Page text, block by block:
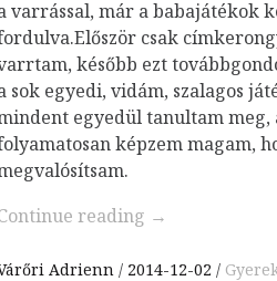
varrással, már a babajátékok
csak
később ezt
sok egyedi, vidám, szalagos
egyedül tanultam meg,
képzem magam,
reading →
Adrienn 2014-12-02